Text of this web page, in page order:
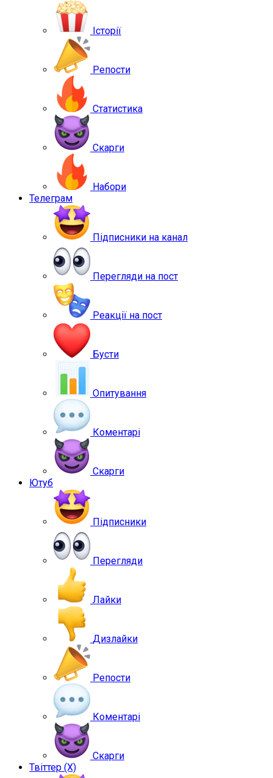
Історії
Репости
Статистика
Скарги
Набори
Телеграм
Підписники на канал
Перегляди на пост
Реакції на пост
Бусти
Опитування
Коментарі
Скарги
Ютуб
Підписники
Перегляди
Лайки
Дизлайки
Репости
Коментарі
Скарги
Твіттер (X)